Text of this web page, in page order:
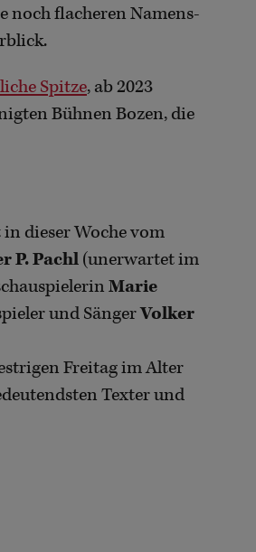
noch flacheren Namens-
Spitze, ab 2023
Bühnen Bozen, die
dieser Woche vom
P. Pachl(unerwartet im
Marie
und SängerVolker
Freitag im Alter
Texter und